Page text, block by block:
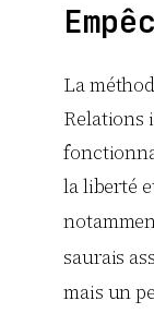
La
Relations
la liberté
saurais
mais un